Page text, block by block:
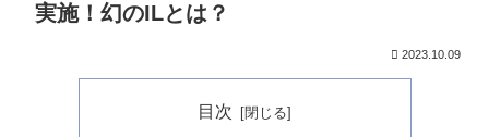
実施！幻のILとは？
2023.10.09
目次